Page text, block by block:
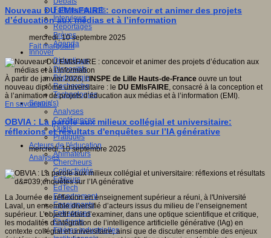
Faits marquants
Interviews
Reportages
Brèves
Agenda
Innover
Didactique
Dispositifs
Pédagogie
Recherche
Technologies
Savoir(s)
Analyses
Conférences
Outils
Pratiques
Acteurs de l'éducation
Animateurs
Chercheurs
Collectivités
Editeurs
EdTech
Encadrement
Enseignants
Entreprises
Etudiants
Filières industrielles
Nouveau DU EMIsFAIRE : concevoir et animer des projets
d’éducation aux médias et à l’information
mercredi, 10 septembre 2025
Fait marquant
À partir de janvier 2026, l’INSPE de Lille Hauts-de-France ouvre un tout
nouveau diplôme universitaire : le DU EMIsFAIRE, consacré à la conception et
à l’animation de projets d’éducation aux médias et à l’information (EMI).
En savoir plus...
OBVIA : La parole aux milieux collégial et universitaire:
réflexions et résultats d'enquêtes sur l’IA générative
mercredi, 10 septembre 2025
Analyses
La Journée de réflexion en enseignement supérieur a réuni, à l'Université
Laval, un ensemble diversifié d’acteurs issus du milieu de l’enseignement
supérieur. L’objectif était d’examiner, dans une optique scientifique et critique,
les modalités d’intégration de l’intelligence artificielle générative (IAg) en
contexte collégial et universitaire, ainsi que de discuter ensemble des enjeux